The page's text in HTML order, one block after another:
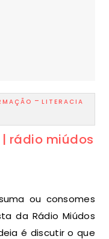
- LITERACIA
rádio miúdos
da Rádio Miúdos
é discutir o que